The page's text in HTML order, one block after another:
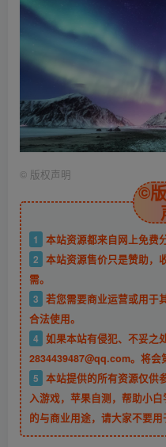
© 版权声明
©
1
本站资源都来自网上免费
2 本站资源售价只是赞助，
需。
3 若您需要商业运营或用于
合法使用。
4 如果本站有侵犯、不妥之
2834439487@qq.com。将会
5 本站提供的所有资源仅供
入游戏，苹果自测，帮助小
的与商业用途，请大家不要用